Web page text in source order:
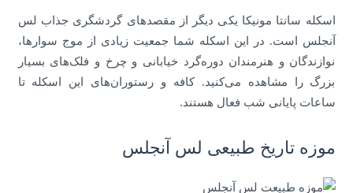
اسکله سانتا مونیکا یکی دیگر از مقصدهای گردشگری جذاب لس
آنجلس است. در این اسکله شما جمعیت زیادی از موج سوارها،
نوازندگان و هنرمندان دوره‌گرد خیابانی و چرخ و فلک‌های بسیار
بزرگ را مشاهده می‌کنید. کافه و رستوران‌های این اسکله تا
ساعات پایانی شب فعال هستند.
موزه تاریخ طبیعی لس آنجلس